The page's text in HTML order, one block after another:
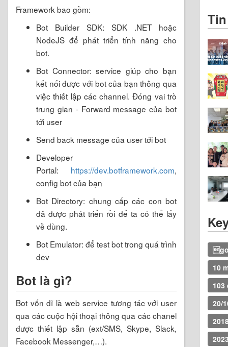
Framework bao gồm:
Bot Builder SDK: SDK .NET hoặc
NodeJS để phát triển tính năng cho
bot.
Bot Connector: service giúp cho bạn
kết nối được với bot của bạn thông qua
việc thiết lập các channel. Đóng vai trò
trung gian - Forward message của bot
tới user
Send back message của user tới bot
Developer
Portal: https://dev.botframework.com,
config bot của bạn
Bot Directory: chung cấp các con bot
đã được phát triển rồi để ta có thể lấy
về dùng.
Bot Emulator: để test bot trong quá trình
dev
Bot là gì?
Bot vốn dĩ là web service tương tác với user
qua các cuộc hội thoại thông qua các chanel
được thiết lập sẵn (ext/SMS, Skype, Slack,
Facebook Messenger,…).
10
20/